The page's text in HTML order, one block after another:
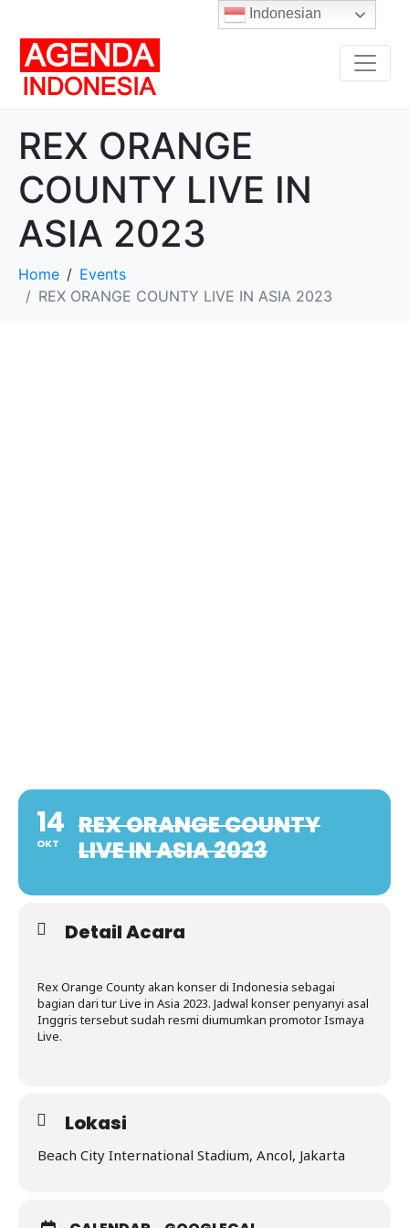
REX ORANGE
COUNTY LIVE IN
ASIA 2023
Home
Events
REX ORANGE COUNTY LIVE IN ASIA 2023
14
OKT
REX ORANGE COUNTY
LIVE IN ASIA 2023
Detail Acara
Rex Orange County akan konser di Indonesia sebagai
bagian dari tur Live in Asia 2023. Jadwal konser penyanyi asal
Inggris tersebut sudah resmi diumumkan promotor Ismaya
Live.
Lokasi
Beach City International Stadium, Ancol, Jakarta
Indonesian